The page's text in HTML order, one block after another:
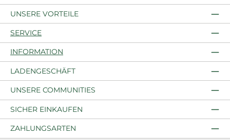
UNSERE VORTEILE
SERVICE
INFORMATION
LADENGESCHÄFT
UNSERE COMMUNITIES
SICHER EINKAUFEN
ZAHLUNGSARTEN